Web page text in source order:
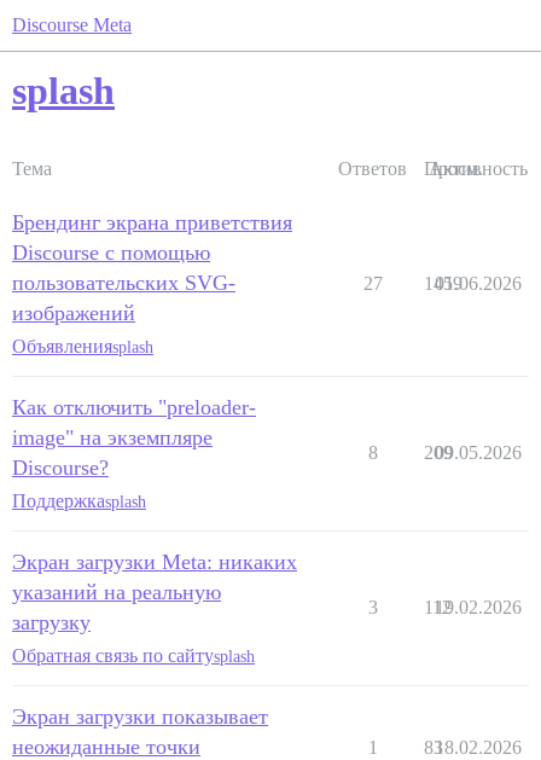
Discourse Meta
splash
Тема Ответов Просм.
Активность
Брендинг экрана приветствия
Discourse с помощью
пользовательских SVG-
изображений
Объявленияsplash
27 1459
01.06.2026
Как отключить "preloader-
image" на экземпляре
Discourse?
Поддержкаsplash
8 209
09.05.2026
Экран загрузки Meta: никаких
указаний на реальную
загрузку
Обратная связь по сайтуsplash
3 112
19.02.2026
Экран загрузки показывает
неожиданные точки
1 8318.02.2026